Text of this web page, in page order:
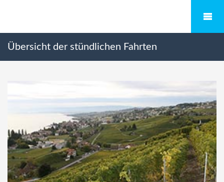
Übersicht der stündlichen Fahrten